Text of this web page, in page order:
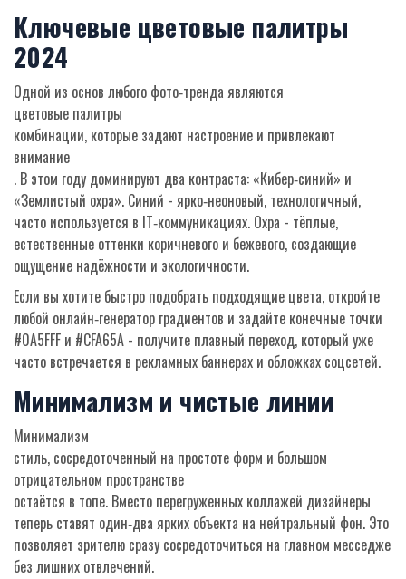
Ключевые цветовые палитры
2024
Одной из основ любого фото‑тренда являются
цветовые палитры
комбинации, которые задают настроение и привлекают
внимание
. В этом году доминируют два контраста: «Кибер‑синий» и
«Землистый охра». Синий - ярко‑неоновый, технологичный,
часто используется в IT‑коммуникациях. Охра - тёплые,
естественные оттенки коричневого и бежевого, создающие
ощущение надёжности и экологичности.
Если вы хотите быстро подобрать подходящие цвета, откройте
любой онлайн‑генератор градиентов и задайте конечные точки
#0A5FFF и #CFA65A - получите плавный переход, который уже
часто встречается в рекламных баннерах и обложках соцсетей.
Минимализм и чистые линии
Минимализм
стиль, сосредоточенный на простоте форм и большом
отрицательном пространстве
остаётся в топе. Вместо перегруженных коллажей дизайнеры
теперь ставят один‑два ярких объекта на нейтральный фон. Это
позволяет зрителю сразу сосредоточиться на главном месседже
без лишних отвлечений.